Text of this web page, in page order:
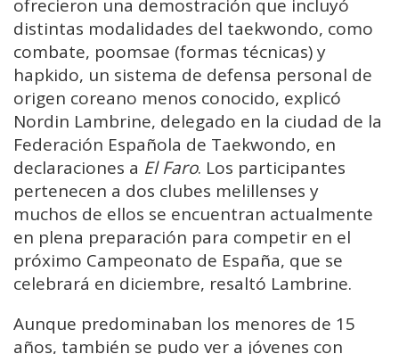
ofrecieron una demostración que incluyó
distintas modalidades del taekwondo, como
combate, poomsae (formas técnicas) y
hapkido, un sistema de defensa personal de
origen coreano menos conocido, explicó
Nordin Lambrine, delegado en la ciudad de la
Federación Española de Taekwondo, en
declaraciones a El Faro. Los participantes
pertenecen a dos clubes melillenses y
muchos de ellos se encuentran actualmente
en plena preparación para competir en el
próximo Campeonato de España, que se
celebrará en diciembre, resaltó Lambrine.
Aunque predominaban los menores de 15
años, también se pudo ver a jóvenes con